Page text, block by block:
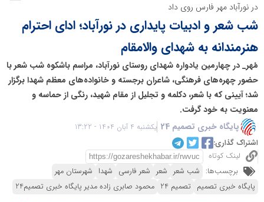
در نورآباد مهر فارس روی داد
شب شعر و ادبیات پایداری در نورآباد؛ ادای احترام
هنرمندانه به شهدای والامقام
مُهر_ در چهارمین یادواره شهدای روستای نورآباد، مراسم باشکوه شب شعر با
حضور چهره‌های فرهنگی، شاعران برجسته و خانواده‌های معظم شهدا برگزار
شد؛ آیینی که با شعر، دکلمه و تجلیل از مقام شهید، رنگی از حماسه و
معنویت به خود گرفت.
پایگاه خبری تصمیم 24
یکشنبه 4 آبان 1404 - 13:22
اشتراک گذاری:
لینک کوتاه
برچسب‌ها: شب شعر شعر شعر فارسی شهدا شهرستان مهر
پایگاه خبری تصمیم تصمیم 24 محمود صابری زاده مدیر پایگاه خبری تصمیم24